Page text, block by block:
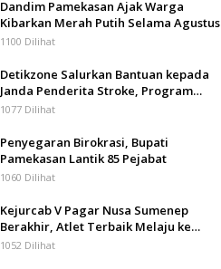
Dandim Pamekasan Ajak Warga
Kibarkan Merah Putih Selama Agustus
1100 Dilihat
Detikzone Salurkan Bantuan kepada
Janda Penderita Stroke, Program
Berbagi Masuki Hari ke-61
1077 Dilihat
Penyegaran Birokrasi, Bupati
Pamekasan Lantik 85 Pejabat
1060 Dilihat
Kejurcab V Pagar Nusa Sumenep
Berakhir, Atlet Terbaik Melaju ke
Kejurwil Jatim
1052 Dilihat